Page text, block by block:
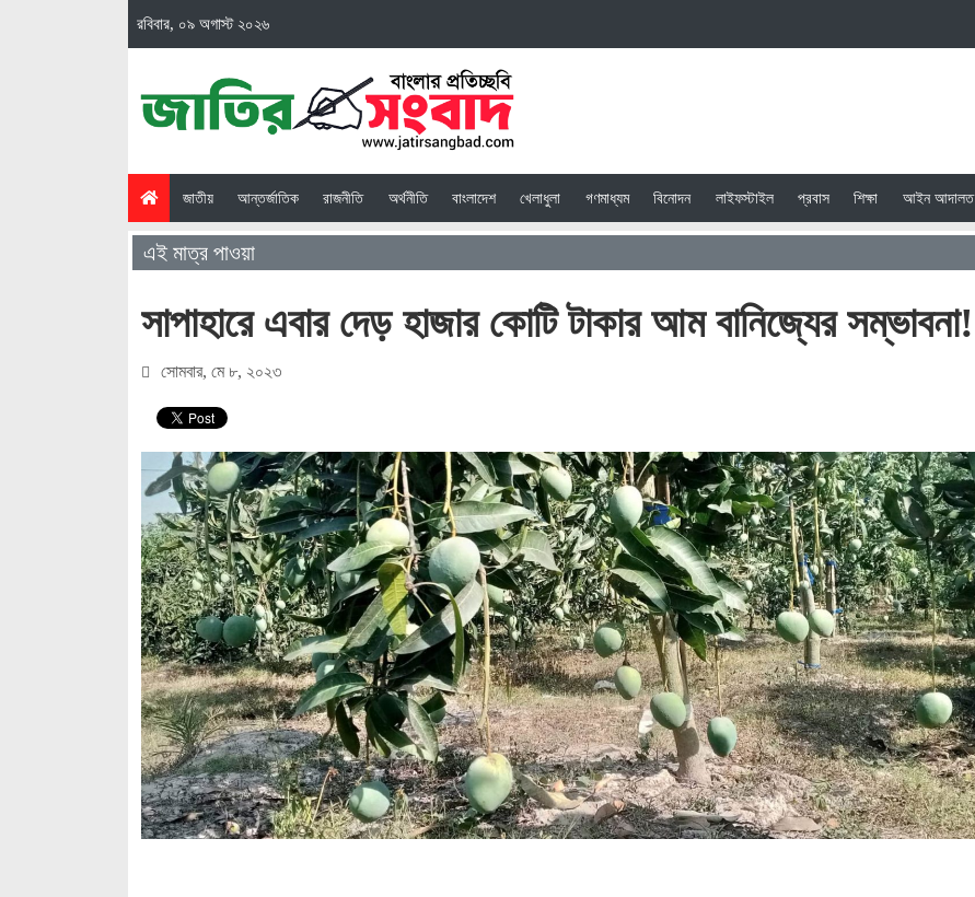
রবিবার, ০৯ অগাস্ট ২০২৬
(current)
জাতীয় আন্তর্জাতিক রাজনীতি অর্থনীতি বাংলাদেশ খেলাধুলা গণমাধ্যম বিনোদন লাইফস্টাইল প্রবাস শিক্ষা আইন আদালত
এই মাত্র পাওয়া
সাপাহারে এবার দেড় হাজার কোটি টাকার আম বানিজ্যের সম্ভাবনা!
সোমবার, মে ৮, ২০২৩